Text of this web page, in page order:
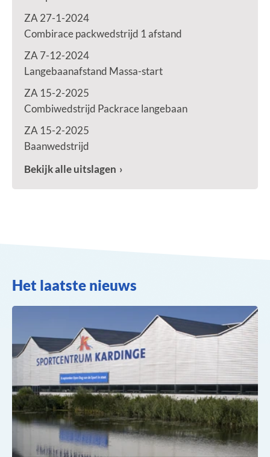
ZA 27-1-2024
Combirace packwedstrijd 1 afstand
ZA 7-12-2024
Langebaanafstand Massa-start
ZA 15-2-2025
Combiwedstrijd Packrace langebaan
ZA 15-2-2025
Baanwedstrijd
Bekijk alle uitslagen
Het laatste nieuws